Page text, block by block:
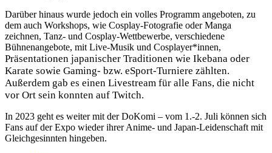
Darüber hinaus wurde jedoch ein volles Programm angeboten, zu
dem auch Workshops, wie Cosplay-Fotografie oder Manga
zeichnen, Tanz- und Cosplay-Wettbewerbe, verschiedene
Bühnenangebote, mit Live-Musik und Cosplayer*innen,
Präsentationen japanischer Traditionen wie Ikebana oder
Karate sowie Gaming- bzw. eSport-Turniere zählten.
Außerdem gab es einen Livestream für alle Fans, die nicht
vor Ort sein konnten auf Twitch.
In 2023 geht es weiter mit der DoKomi – vom 1.-2. Juli können sich
Fans auf der Expo wieder ihrer Anime- und Japan-Leidenschaft mit
Gleichgesinnten hingeben.